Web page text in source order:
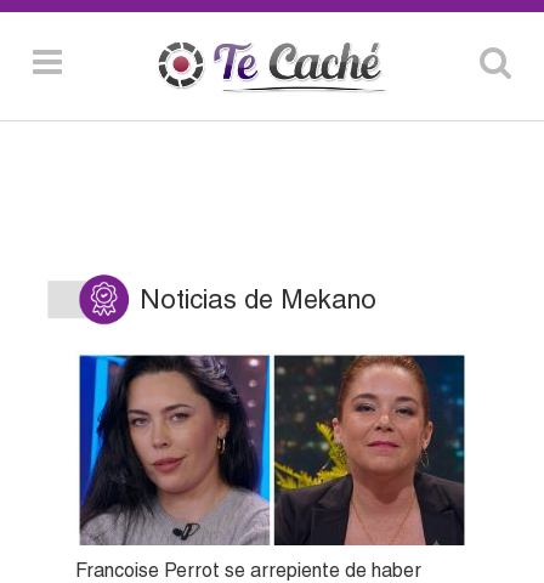
Noticias de Mekano
Francoise Perrot se arrepiente de haber